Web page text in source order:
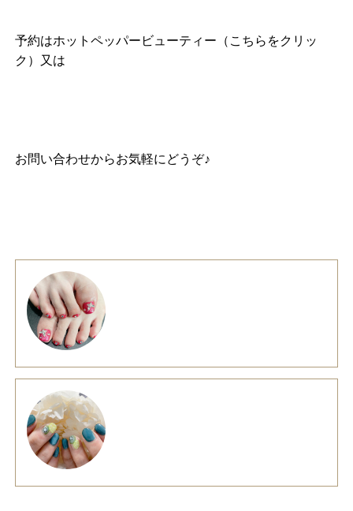
予約はホットペッパービューティー（こちらをクリッ
ク）
又は
お問い合わせからお気軽にどうぞ♪